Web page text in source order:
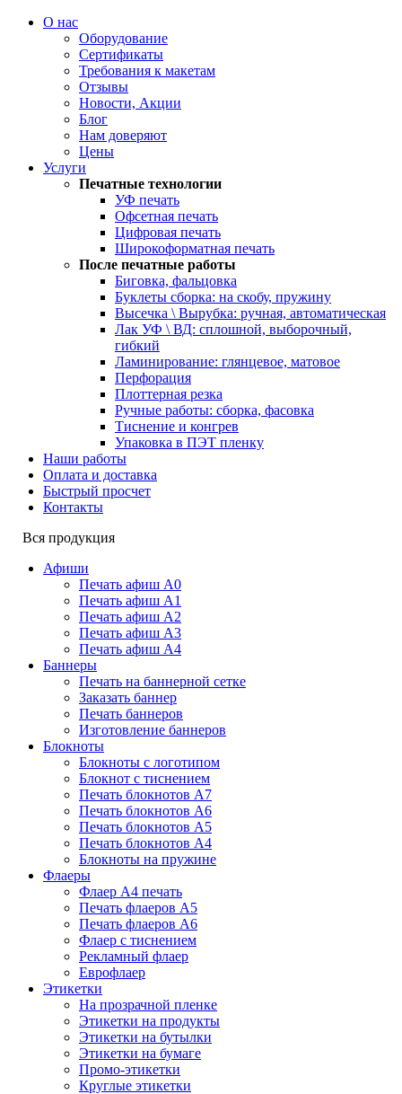
О нас
Оборудование
Сертификаты
Требования к макетам
Отзывы
Новости, Акции
Блог
Нам доверяют
Цены
Услуги
Печатные технологии
УФ печать
Офсетная печать
Цифровая печать
Широкоформатная печать
После печатные работы
Биговка, фальцовка
Буклеты сборка: на скобу, пружину
Высечка \ Вырубка: ручная, автоматическая
Лак УФ \ ВД: сплошной, выборочный,
гибкий
Ламинирование: глянцевое, матовое
Перфорация
Плоттерная резка
Ручные работы: сборка, фасовка
Тиснение и конгрев
Упаковка в ПЭТ пленку
Наши работы
Оплата и доставка
Быстрый просчет
Контакты
Вся продукция
Афиши
Печать афиш А0
Печать афиш А1
Печать афиш А2
Печать афиш А3
Печать афиш А4
Баннеры
Печать на баннерной сетке
Заказать баннер
Печать баннеров
Изготовление баннеров
Блокноты
Блокноты с логотипом
Блокнот с тиснением
Печать блокнотов А7
Печать блокнотов А6
Печать блокнотов А5
Печать блокнотов А4
Блокноты на пружине
Флаеры
Флаер А4 печать
Печать флаеров А5
Печать флаеров А6
Флаер с тиснением
Рекламный флаер
Еврофлаер
Этикетки
На прозрачной пленке
Этикетки на продукты
Этикетки на бутылки
Этикетки на бумаге
Промо-этикетки
Круглые этикетки